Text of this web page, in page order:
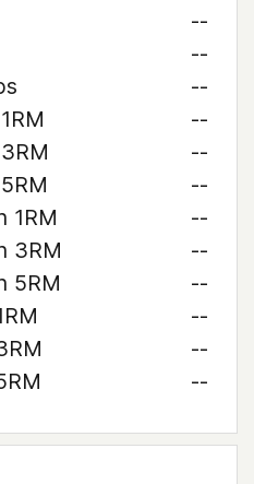
--
--
--
--
--
--
1RM
--
3RM
--
5RM
--
--
--
--